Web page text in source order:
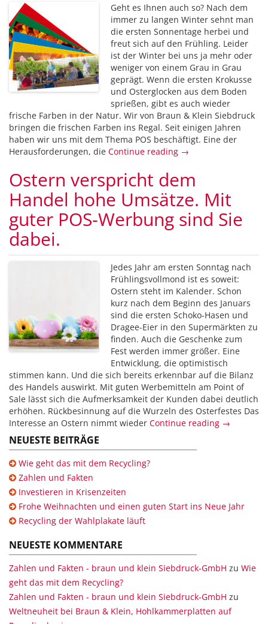
Geht es Ihnen auch so? Nach dem
immer zu langen Winter sehnt man
die ersten Sonnentage herbei und
freut sich auf den Frühling. Leider
ist der Winter bei uns ja mehr oder
weniger von einem Grau in Grau
geprägt. Wenn die ersten Krokusse
und Osterglocken aus dem Boden
sprießen, gibt es auch wieder
frische Farben in der Natur. Wir von Braun & Klein Siebdruck
bringen die frischen Farben ins Regal. Seit einigen Jahren
haben wir uns mit dem Thema POS beschäftigt. Eine der
Herausforderungen, die Continue reading →
Ostern verspricht dem
Handel hohe Umsätze. Mit
guter POS-Werbung sind Sie
dabei.
Jedes Jahr am ersten Sonntag nach
Frühlingsvollmond ist es soweit:
Ostern steht im Kalender. Schon
kurz nach dem Beginn des Januars
sind die ersten Schoko-Hasen und
Dragee-Eier in den Supermärkten zu
finden. Auch die Geschenke zum
Fest werden immer größer. Eine
Entwicklung, die optimistisch
stimmen kann. Und die sich bereits erkennbar auf die Bilanz
des Handels auswirkt. Mit guten Werbemitteln am Point of
Sale lässt sich die Aufmerksamkeit der Kunden dabei deutlich
erhöhen. Rückbesinnung auf die Wurzeln des Osterfestes Das
Interesse an Ostern nimmt wieder Continue reading →
NEUESTE BEITRÄGE
Wie geht das mit dem Recycling?
Zahlen und Fakten
Investieren in Krisenzeiten
Frohe Weihnachten und einen guten Start ins Neue Jahr
Recycling der Wahlplakate läuft
NEUESTE KOMMENTARE
Zahlen und Fakten - braun und klein Siebdruck-GmbH zu Wie
geht das mit dem Recycling?
Zahlen und Fakten - braun und klein Siebdruck-GmbH zu
Weltneuheit bei Braun & Klein, Hohlkammerplatten auf